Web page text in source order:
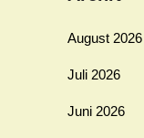
August 2026
Juli 2026
Juni 2026